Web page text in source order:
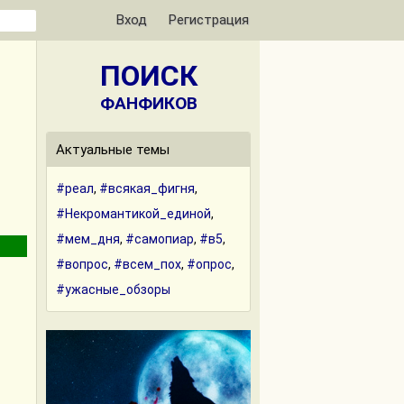
Вход Регистрация
ПОИСК
ФАНФИКОВ
Актуальные темы
#реал, #всякая_фигня,
#Некромантикой_единой,
#мем_дня, #самопиар, #в5,
#вопрос, #всем_пох, #опрос,
#ужасные_обзоры